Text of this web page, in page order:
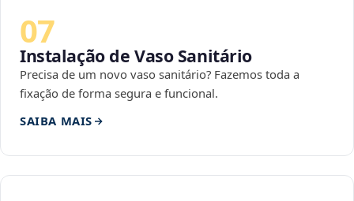
07
Instalação de Vaso Sanitário
Precisa de um novo vaso sanitário? Fazemos toda a
fixação de forma segura e funcional.
SAIBA MAIS